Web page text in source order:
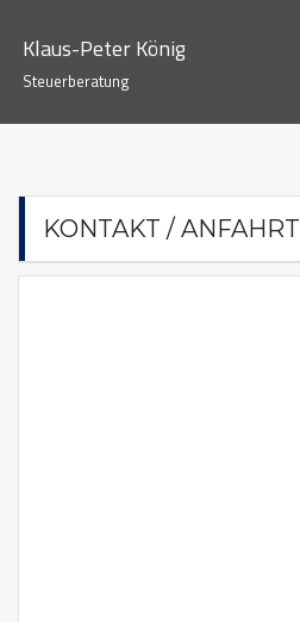
content
Klaus-Peter König
Steuerberatung
KONTAKT / ANFAHRT